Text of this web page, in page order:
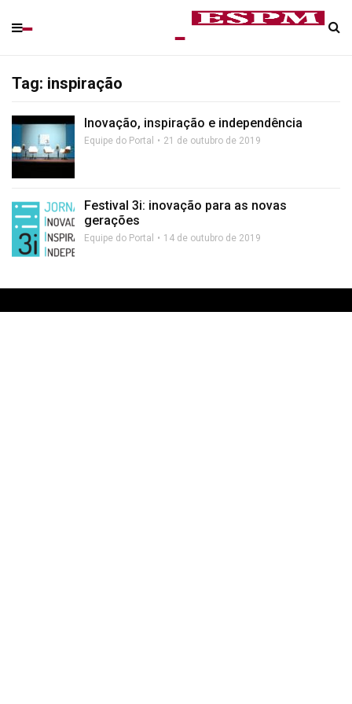
Tag: inspiração
Inovação, inspiração e independência
Equipe do Portal 21 de outubro de 2019
Festival 3i: inovação para as novas
gerações
Equipe do Portal 14 de outubro de 2019